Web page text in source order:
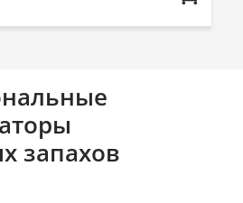
запахов